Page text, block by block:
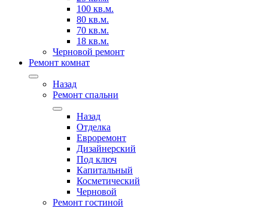
100 кв.м.
80 кв.м.
70 кв.м.
18 кв.м.
Черновой ремонт
Ремонт комнат
Назад
Ремонт спальни
Назад
Отделка
Евроремонт
Дизайнерский
Под ключ
Капитальный
Косметический
Черновой
Ремонт гостиной